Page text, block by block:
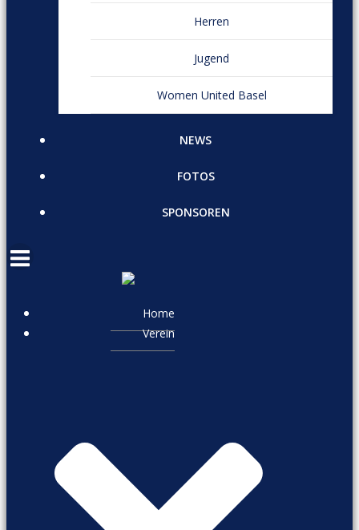
Herren
Jugend
Women United Basel
NEWS
FOTOS
SPONSOREN
Home
Verein